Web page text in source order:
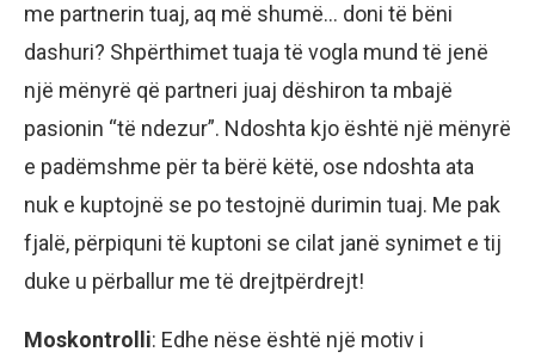
me partnerin tuaj, aq më shumë… doni të bëni
dashuri? Shpërthimet tuaja të vogla mund të jenë
një mënyrë që partneri juaj dëshiron ta mbajë
pasionin “të ndezur”. Ndoshta kjo është një mënyrë
e padëmshme për ta bërë këtë, ose ndoshta ata
nuk e kuptojnë se po testojnë durimin tuaj. Me pak
fjalë, përpiquni të kuptoni se cilat janë synimet e tij
duke u përballur me të drejtpërdrejt!
Moskontrolli: Edhe nëse është një motiv i